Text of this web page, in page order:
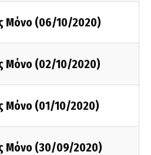
Μόνο (06/10/2020)
Μόνο (02/10/2020)
Μόνο (01/10/2020)
Μόνο (30/09/2020)